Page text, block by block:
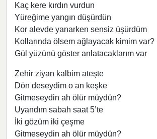
Kaç kere kırdın vurdun
Yüreğime yangın düşürdün
Kor alevde yanarken sensiz üşürdüm
Kollarında ölsem ağlayacak kimim var?
Gül yüzünü göster anlatacaklarım var
Zehir ziyan kalbim ateşte
Dön deseydim o an keşke
Gitmeseydin ah ölür müydün?
Uyandım sabah saat 5’te
İki gözüm iki çeşme
Gitmeseydin ah ölür müydün?